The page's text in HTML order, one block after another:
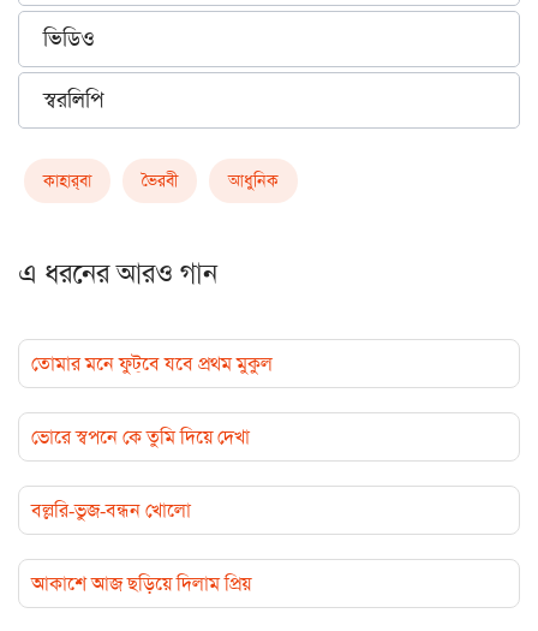
ভিডিও
স্বরলিপি
কাহার্‌বা ভৈরবী আধুনিক
এ ধরনের আরও গান
তোমার মনে ফুট্‌বে যবে প্রথম মুকুল
ভোরে স্বপনে কে তুমি দিয়ে দেখা
বল্লরি-ভুজ-বন্ধন খোলো
আকাশে আজ ছড়িয়ে দিলাম প্রিয়